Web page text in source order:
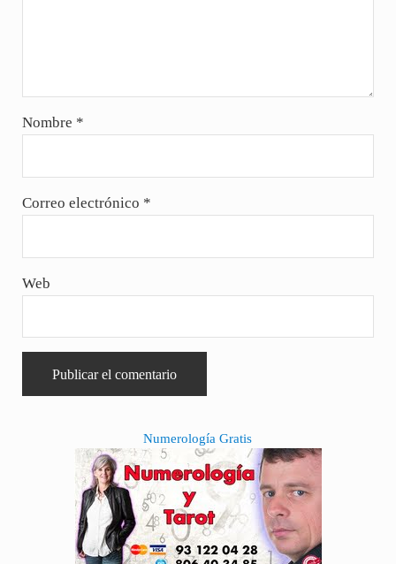
Nombre *
Correo electrónico *
Web
Sidebar Numerología Gratis